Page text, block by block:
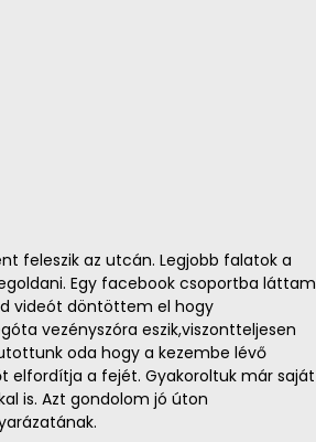
feleszik az utcán. Legjobb falatok a
Egy facebook csoportba láttam
videót döntöttem el hogy
vezényszóra eszik,viszontteljesen
oda hogy a kezembe lévő
elfordítja a fejét. Gyakoroltuk már saját
is. Azt gondolom jó úton